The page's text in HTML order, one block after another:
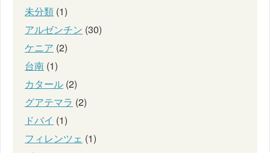
未分類 (1)
アルゼンチン (30)
ケニア (2)
台南 (1)
カタール (2)
グアテマラ (2)
ドバイ (1)
フィレンツェ (1)